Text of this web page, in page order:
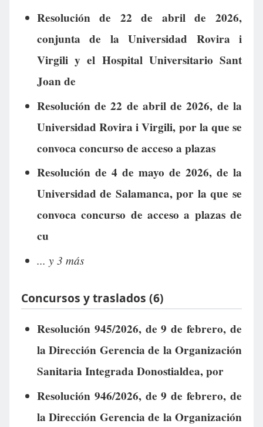
Resolución de 22 de abril de 2026,
conjunta de la Universidad Rovira i
Virgili y el Hospital Universitario Sant
Joan de
Resolución de 22 de abril de 2026, de la
Universidad Rovira i Virgili, por la que se
convoca concurso de acceso a plazas
Resolución de 4 de mayo de 2026, de la
Universidad de Salamanca, por la que se
convoca concurso de acceso a plazas de
cu
... y 3 más
Concursos y traslados (6)
Resolución 945/2026, de 9 de febrero, de
la Dirección Gerencia de la Organización
Sanitaria Integrada Donostialdea, por
Resolución 946/2026, de 9 de febrero, de
la Dirección Gerencia de la Organización